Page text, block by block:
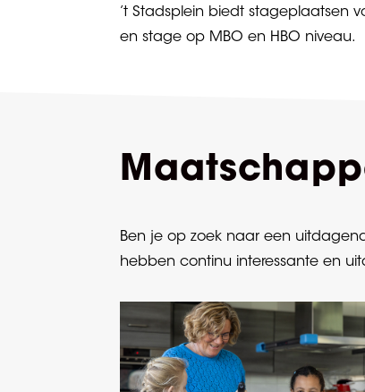
’t Stadsplein biedt stageplaatsen
en stage op MBO en HBO niveau.
Ben je op zoek naar een
hebben continu interessante en